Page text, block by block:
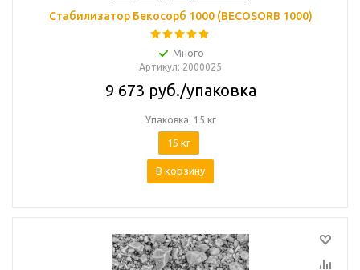
Стабилизатор Бекосорб 1000 (BECOSORB 1000)
Много
Артикул: 2000025
9 673 руб./упаковка
Упаковка: 15 кг
15 кг
В корзину